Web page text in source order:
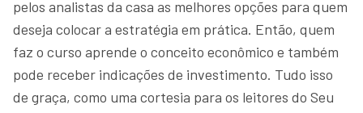
pelos analistas da casa as melhores opções para quem
deseja colocar a estratégia em prática. Então, quem
faz o curso aprende o conceito econômico e também
pode receber indicações de investimento. Tudo isso
de graça, como uma cortesia para os leitores do Seu